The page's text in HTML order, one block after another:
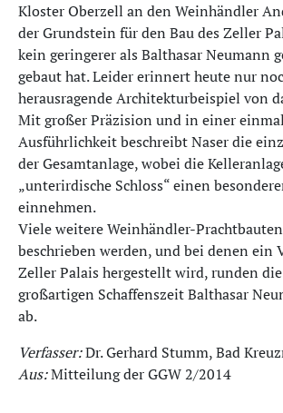
Kloster Oberzell an den Weinhändler
der Grundstein für den Bau des Zeller
kein geringerer als Balthasar Neumann
gebaut hat. Leider erinnert heute nur
herausragende Architekturbeispiel von
Mit großer Präzision und in einer
Ausführlichkeit beschreibt Naser die
der Gesamtanlage, wobei die
„unterirdische Schloss“ einen
einnehmen.
Viele weitere Weinhändler-
beschrieben werden, und bei denen ein
Zeller Palais hergestellt wird, runden
großartigen Schaffenszeit Balthasar
ab.
Verfasser:Dr. Gerhard Stumm, Bad
Aus:Mitteilung der GGW 2/2014